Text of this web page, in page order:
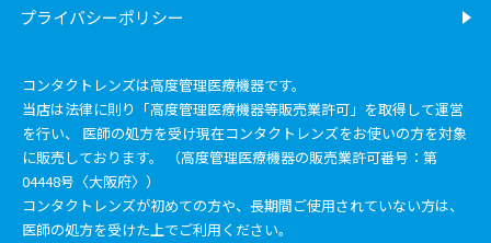
プライバシーポリシー
コンタクトレンズは高度管理医療機器です。
当店は法律に則り「高度管理医療機器等販売業許可」を取得して運営
を行い、 医師の処方を受け現在コンタクトレンズをお使いの方を対象
に販売しております。 （高度管理医療機器の販売業許可番号：第
04448号〈大阪府〉）
コンタクトレンズが初めての方や、長期間ご使用されていない方は、
医師の処方を受けた上でご利用ください。